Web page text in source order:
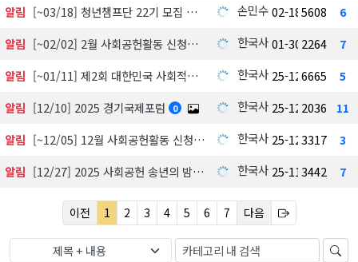
알림
[~03/18] 청년챔프단 22기 모집 中 손민수02-18 5608
6
알림
[~02/02] 2월 사회공헌활동 신청하기 한국사회공헌협회
01-30 2264
7
알림
[~01/11] 제2회 대한민국 사회적가치 시상식 수상 후보자 공모 및 심사 한국사회공헌협회
25-12-18
6665
5
알림 [12/10] 2025 경기국제포럼 0 한국사회공헌협회
25-12-03
2036
11
알림
[~12/05] 12월 사회공헌활동 신청하기 한국사회공헌협회
25-12-01
3317
3
알림
[12/27] 2025 사회공헌 송년의 밤, 포틀락파티 한국사회공헌협회
25-11-18
3442 7
이전 1 2 3 4 5 6 7 다음
제목 + 내용